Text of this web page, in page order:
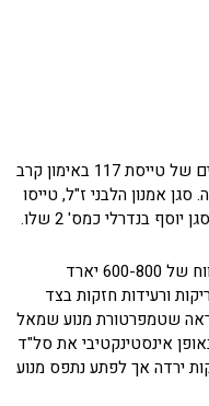
ביום 19 באוגוסט 1956 היה מבנה מטאורים של טייסת 117 באימון קרב
אויר נאה. סגן אמנון הלבני ז"ל, טייסו
כשנכנס הלבני לפס ירי שני על מס' 4 בטווח של 600-800 יארד
מאך, הרגיש חריקות ורעידות חזקות בצד
שטמפרטורת מנוע שמאל
הוריד באופן אינסטינקטיבי את סל"ד
ירדה אך לפתע נתפס מנוע